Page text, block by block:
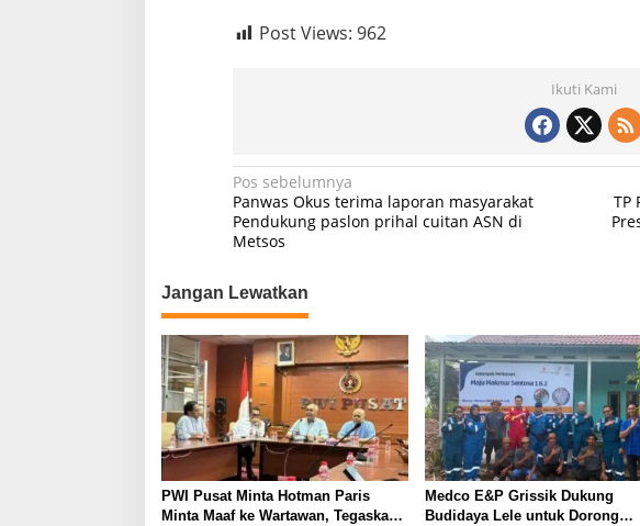
n
Post Views: 962
Ikuti Kami
N
a
v
i
g
a
s
i
p
o
s
Pos sebelumnya
Panwas Okus terima laporan masyarakat
Pendukung paslon prihal cuitan ASN di
Metsos
TP
Jangan Lewatkan
PWI Pusat Minta Hotman Paris
Minta Maaf ke Wartawan, Tegaskan
Medco E&P Grissik Dukung
Budidaya Lele untuk Dorong